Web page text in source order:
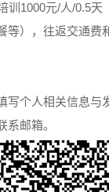
训1000元/人/0.5天
等），往返交通费
写个人相关信息与
邮箱。